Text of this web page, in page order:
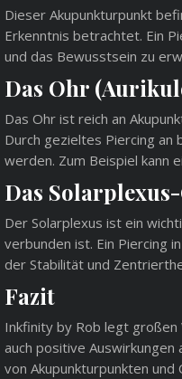
Dieser Akupunkturpunkt
Erkenntnis betrachtet. Ein
und das Bewusstsein zu
Das Ohr
Das Ohr ist reich an
Durch gezieltes Piercing
werden. Zum Beispiel kann
Das
Der Solarplexus ist ein
verbunden ist. Ein Piercing
der Stabilität und
Fazit
Inkfinity by Rob legt
auch positive
von Akupunkturpunkten